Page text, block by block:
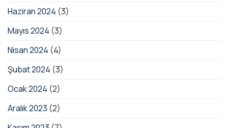
Haziran 2024 (3)
Mayıs 2024 (3)
Nisan 2024 (4)
Şubat 2024 (3)
Ocak 2024 (2)
Aralık 2023 (2)